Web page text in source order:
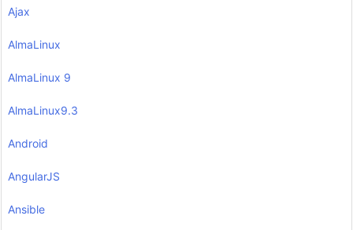
Ajax
AlmaLinux
AlmaLinux 9
AlmaLinux9.3
Android
AngularJS
Ansible